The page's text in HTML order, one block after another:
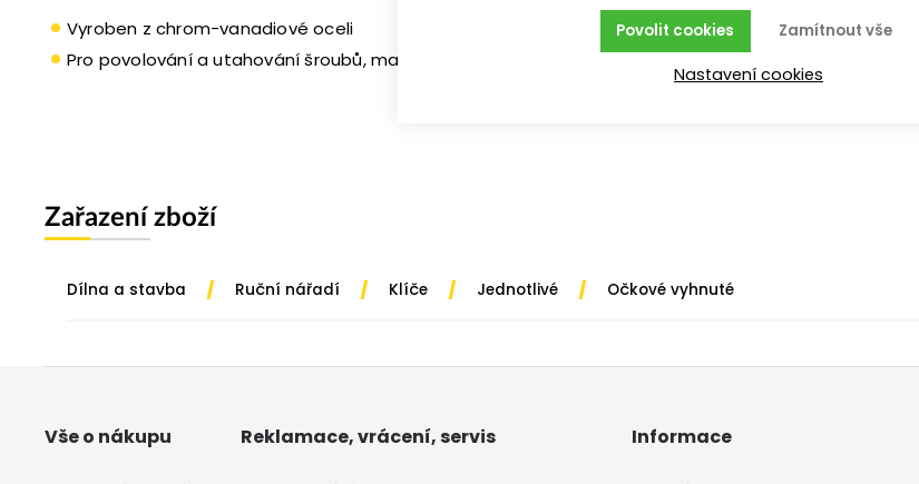
Vyroben z chrom-vanadiové oceli
Pro povolování a utahování šroubů, matic, vrutů
Zařazení zboží
Dílna a stavba / Ruční nářadí / Klíče / Jednotlivé / Očkové vyhnuté
Vše o nákupu Reklamace, vrácení, servis Informace
Zamítnout vše
Povolit cookies
Nastavení cookies